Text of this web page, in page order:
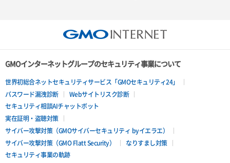
GMOインターネットグループのセキュリティ事業について
世界初総合ネットセキュリティサービス「GMOセキュリティ24」
パスワード漏洩診断
Webサイトリスク診断
セキュリティ相談AIチャットボット
実在証明・盗聴対策
サイバー攻撃対策（GMOサイバーセキュリティ byイエラエ）
サイバー攻撃対策（GMO Flatt Security）
なりすまし対策
セキュリティ事業の軌跡